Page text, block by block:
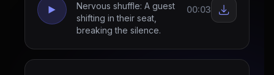
Nervous shuffle: A guest
shifting in their seat,
breaking the silence.
00:03